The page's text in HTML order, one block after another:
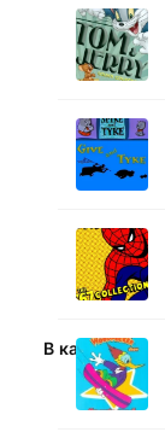
В качестве: